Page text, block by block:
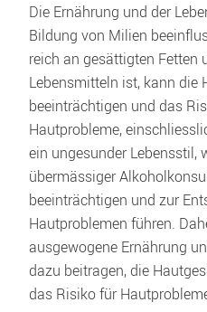
Die Ernährung und der
Bildung von Milien
reich an gesättigten Fetten
Lebensmitteln ist, kann die
beeinträchtigen und das
Hautprobleme,
ein ungesunder Lebensstil,
übermässiger
beeinträchtigen und zur
Hautproblemen führen.
ausgewogene Ernährung
dazu beitragen, die
das Risiko für